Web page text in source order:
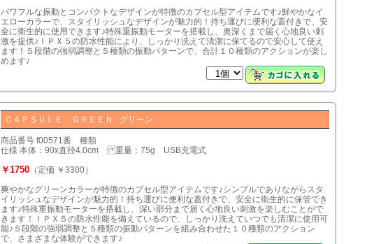
パワフルな振動とコンパクトなデザインが特徴のカプセル型アイテムです♪鮮やかなイ
エローカラーで、スタイリッシュなデザインが魅力的！持ち運びに便利な蓋付きで、安
全に衛生的に使用できます♪特殊重振動モーターを搭載し、奥深くまで届く心地良い刺
激を提供♪ＩＰＸ５の防水性能により、しっかり洗えて清潔に保てるので安心して使え
ます！５段階の強弱調整と５種類の振動パターンで、合計１０種類のアクションが楽し
めます♪
ＣＡＰＳＵＬＥ ＧＲＥＥＮ グリーン
商品番号 f00571番 種類
仕様 本体：90x直径4.0cm 重量：75g USB充電式
￥1750 （定価 ￥3300）
爽やかなグリーンカラーが特徴のカプセル型アイテムです♪シンプルでありながらスタ
イリッシュなデザインが魅力的！持ち運びに便利な蓋付きで、安全に衛生的に保管でき
ます♪特殊重振動モーターを搭載し、深い部分まで届く心地良い刺激を楽しむことがで
きます！ＩＰＸ５の防水性能を備えているので、しっかり洗えていつでも清潔に使用可
能♪５段階の強弱調整と５種類の振動パターンを組み合わせた１０種類のアクション
で、さまざまな体験ができます♪